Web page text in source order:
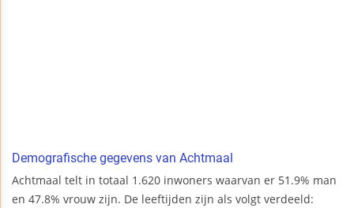
Demografische gegevens van Achtmaal
Achtmaal telt in totaal 1.620 inwoners waarvan er 51.9% man
en 47.8% vrouw zijn. De leeftijden zijn als volgt verdeeld: